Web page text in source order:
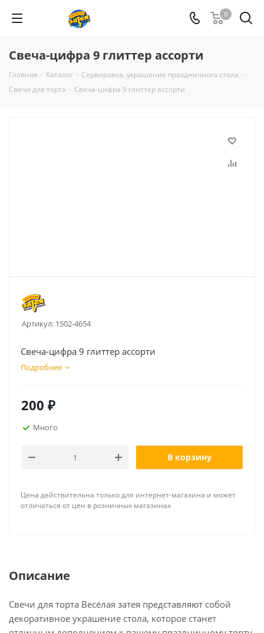
0
Свеча-цифра 9 глиттер ассорти
Главная - Каталог - Сервировка, украшение праздничного стола -
Свечи для торта - Свеча-цифра 9 глиттер ассорти
Артикул: 1502-4654
Свеча-цифра 9 глиттер ассорти
Подробнее
200 ₽
Много
В корзину
Цена действительна только для интернет-магазина и может
отличаться от цен в розничных магазинах
Описание
Свечи для торта Весёлая затея представляют собой
декоративное украшение стола, которое станет